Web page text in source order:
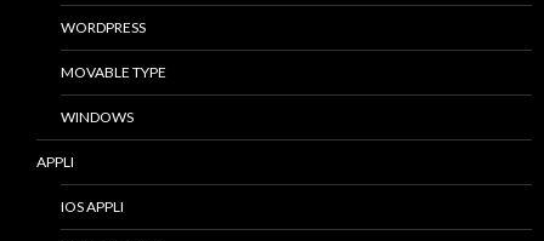
WORDPRESS
MOVABLE TYPE
WINDOWS
APPLI
IOS APPLI